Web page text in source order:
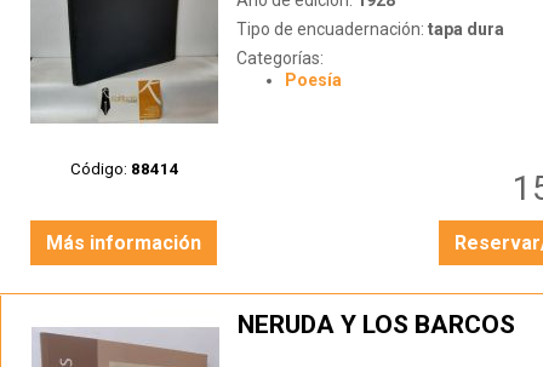
Código: 88414
Tipo de encuadernación: tapa dura
Categorías:
Poesía
Más información
NERUDA Y LOS BARCOS